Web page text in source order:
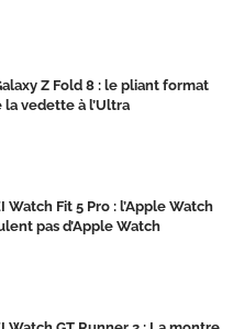
Z Fold 8 : le pliant format
vedette à l’Ultra
Watch Fit 5 Pro : l’Apple Watch
pas d’Apple Watch